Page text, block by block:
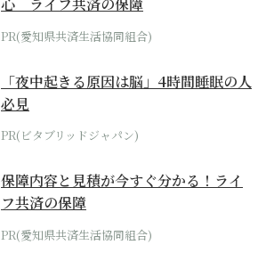
PR(愛知県共済生活協同組合)
「夜中起きる原因は脳」4時間睡眠の人
必見
PR(ビタブリッドジャパン)
保障内容と見積が今すぐ分かる！ライ
フ共済の保障
PR(愛知県共済生活協同組合)